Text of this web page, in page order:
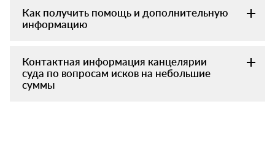
Как получить помощь и дополнительную
информацию
Контактная информация канцелярии
суда по вопросам исков на небольшие
суммы